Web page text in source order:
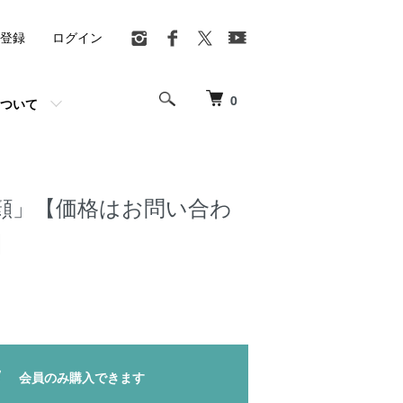
0
いて
録 ログイン
」【価格はお問い合わ
会員のみ購入できます